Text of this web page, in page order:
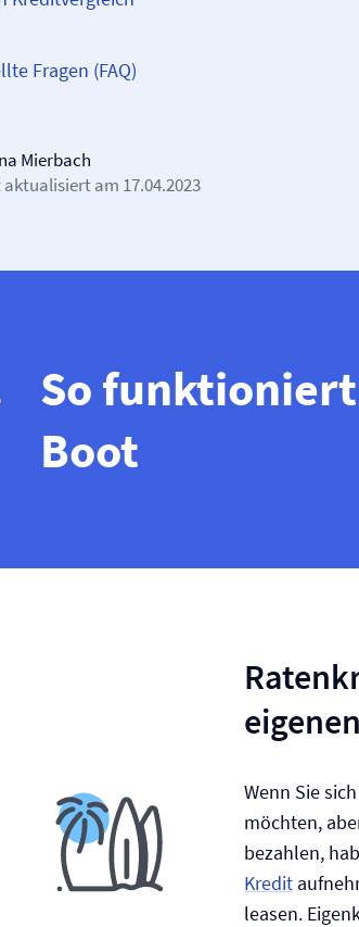
Fragen (FAQ)
Mierbach
aktualisiert am 17.04.2023
So
Boot
Wenn Sie
möchten,
bezahlen,
Kredit
leasen.